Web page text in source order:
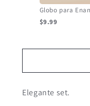
$9.99
Elegante set.